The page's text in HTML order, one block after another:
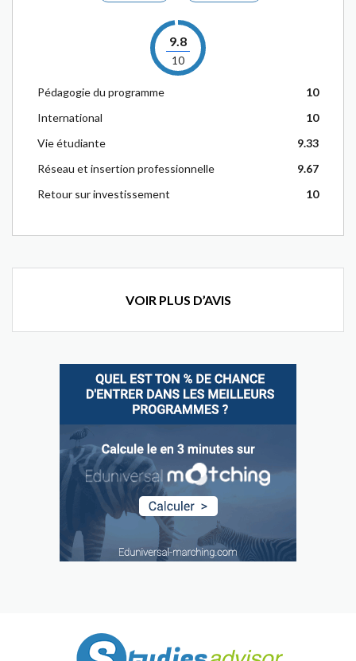
9.8
10
Pédagogie du programme
10
International
10
Vie étudiante
9.33
Réseau et insertion professionnelle
9.67
Retour sur investissement
10
VOIR PLUS D’AVIS